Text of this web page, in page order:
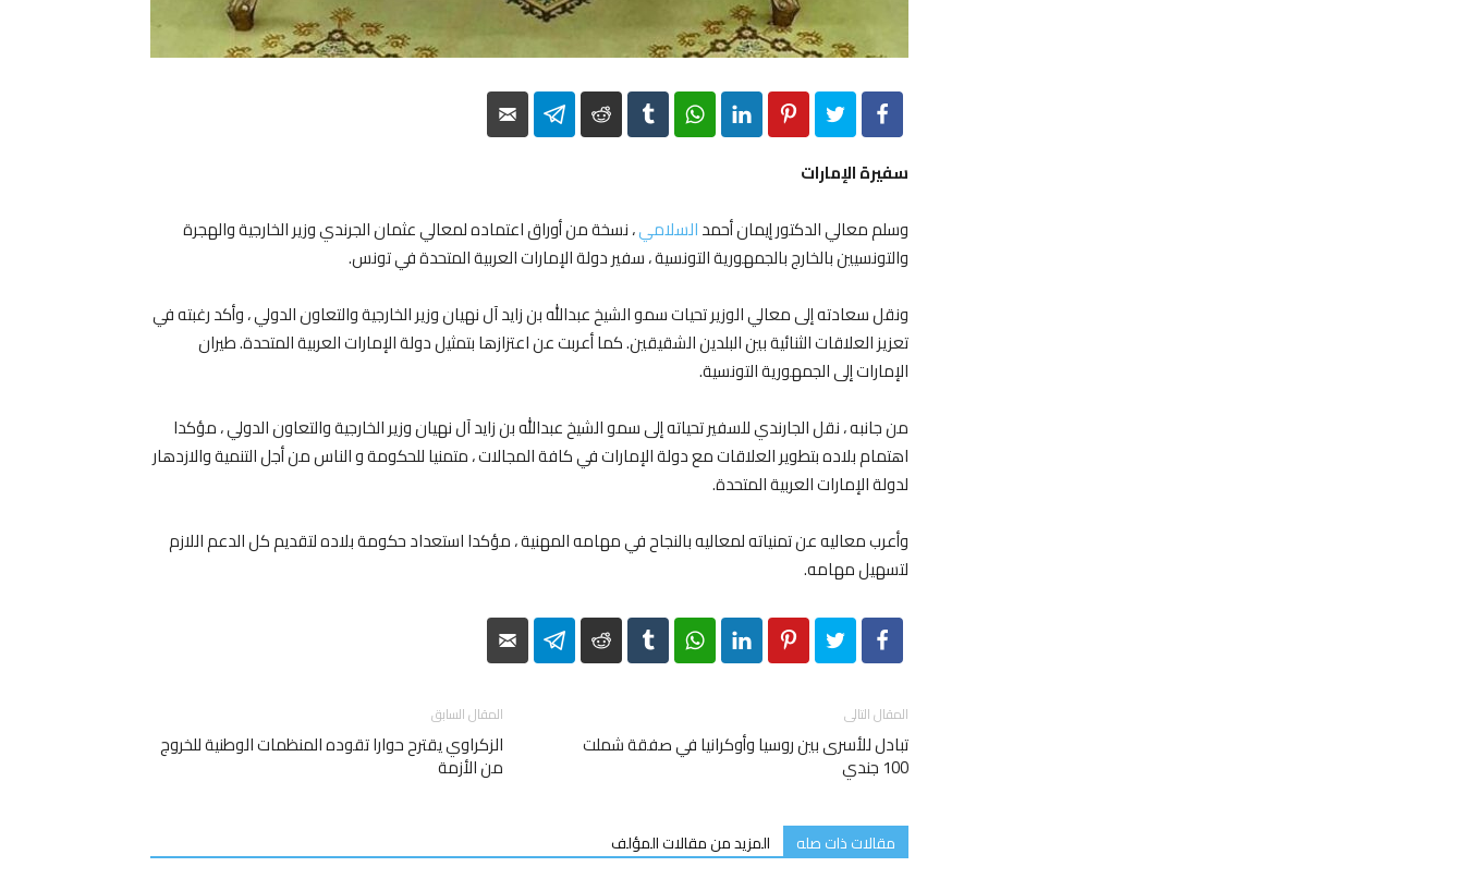
Facebook
Twitter
Pinterest
LinkedIn
WhatsApp
Tumblr
Reddit
Telegram
سفيرة الإمارات
وسلم معالي الدكتور إيمان أحمدالسلامي، نسخة من أوراق اعتماده لمعالي عثمان الجرندي وزير الخارجية والهجرة
والتونسيين بالخارج بالجمهورية التونسية ، سفير دولة الإمارات العربية المتحدة في تونس.
ونقل سعادته إلى معالي الوزير تحيات سمو الشيخ عبدالله بن زايد آل نهيان وزير الخارجية والتعاون الدولي ، وأكد رغبته في
تعزيز العلاقات الثنائية بين البلدين الشقيقين. كما أعربت عن اعتزازها بتمثيل دولة الإمارات العربية المتحدة. طيران
الإمارات إلى الجمهورية التونسية.
من جانبه ، نقل الجارندي للسفير تحياته إلى سمو الشيخ عبدالله بن زايد آل نهيان وزير الخارجية والتعاون الدولي ، مؤكدا
اهتمام بلاده بتطوير العلاقات مع دولة الإمارات في كافة المجالات ، متمنيا للحكومة و الناس من أجل التنمية والازدهار
لدولة الإمارات العربية المتحدة.
وأعرب معاليه عن تمنياته لمعاليه بالنجاح في مهامه المهنية ، مؤكدا استعداد حكومة بلاده لتقديم كل الدعم اللازم
لتسهيل مهامه.
Facebook
Twitter
Pinterest
LinkedIn
WhatsApp
Tumblr
Reddit
Telegram
المقال السابق
الزكراوي يقترح حوارا تقوده المنظمات الوطنية للخروج
من الأزمة
المقال التالى
تبادل للأسرى بين روسيا وأوكرانيا في صفقة شملت
100 جندي
مقالات ذات صله المزيد من مقالات المؤلف